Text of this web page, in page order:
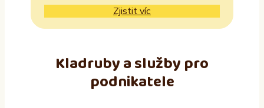
Zjistit víc
Kladruby a služby pro
podnikatele